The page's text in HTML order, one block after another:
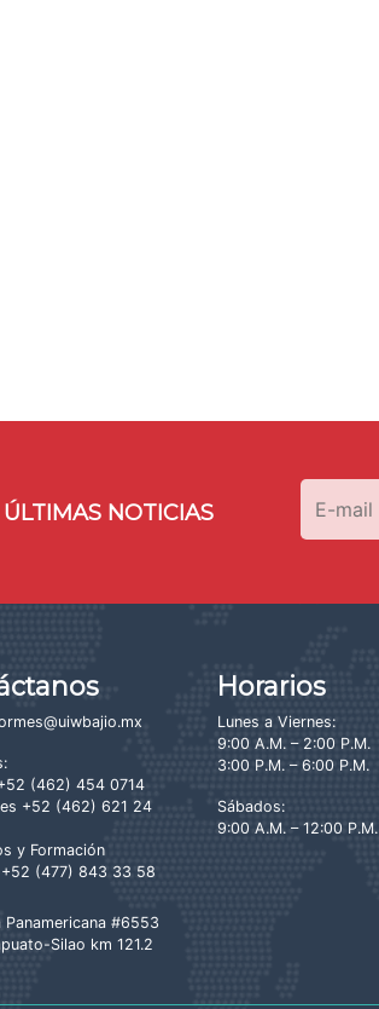
NOTICIAS
(462) 454 0714
+52 (462) 621 24
y Formación
+52 (477) 843 33 58
Panamericana #6553
Silao km 121.2
Horarios
Lunes a Viernes:
9:00 A.M. – 2:00 P.M.
3:00 P.M. – 6:00 P.M.
Sábados:
9:00 A.M. – 12:00 P.M.